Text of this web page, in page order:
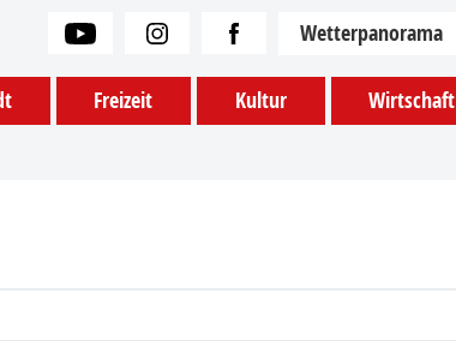
Freizeit Kultur Wirtschaft
Wetterpanorama